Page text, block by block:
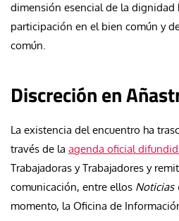
dimensión esencial de la dignidad
participación en el bien común y
común.
Discreción en
La existencia del encuentro ha
través de la agenda oficial
Trabajadoras y Trabajadores y
comunicación, entre ellos Noticias
momento, la Oficina de